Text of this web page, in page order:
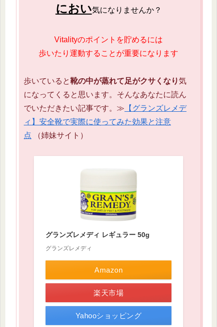
におい気になりませんか？
Vitalityのポイントを貯めるには
歩いたり運動することが重要になります
歩いていると靴の中が蒸れて足がクサくなり気
になってくると思います。そんなあなたに読ん
でいただきたい記事です。≫ 【グランズレメデ
ィ】安全靴で実際に使ってみた効果と注意
点 （姉妹サイト）
グランズレメディ レギュラー 50g
グランズレメディ
Amazon
楽天市場
Yahooショッピング